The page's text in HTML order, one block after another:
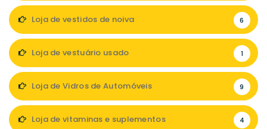
Loja de vestidos de noiva 6
Loja de vestuário usado 1
Loja de Vidros de Automóveis 9
Loja de vitaminas e suplementos 4